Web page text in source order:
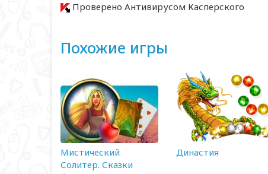
Проверено Антивирусом Касперского
Похожие игры
Мистический
Солитер. Сказки
Династия